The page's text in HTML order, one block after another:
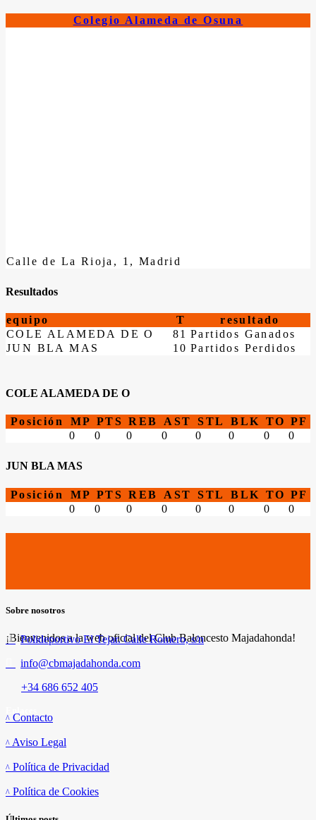
Colegio Alameda de Osuna
Calle de La Rioja, 1, Madrid
Resultados
equipo T
resultado
COLE ALAMEDA DE O
81 Partidos Ganados
JUN BLA MAS
10 Partidos Perdidos
COLE ALAMEDA DE O
Posición MP PTS REB AST STL BLK TO PF
0
0 0 0 0 0 0 0
JUN BLA MAS
Posición MP PTS REB AST STL BLK TO PF
0
0 0 0 0 0 0 0
Sobre nosotros
¡Bienvenidos a la web oficial del Club Baloncesto Majadahonda!
Polideportivo El Tejar. Calle Romero, s/n
info@cbmajadahonda.com
+34 686 652 405
Contacto
Aviso Legal
Política de Privacidad
Política de Cookies